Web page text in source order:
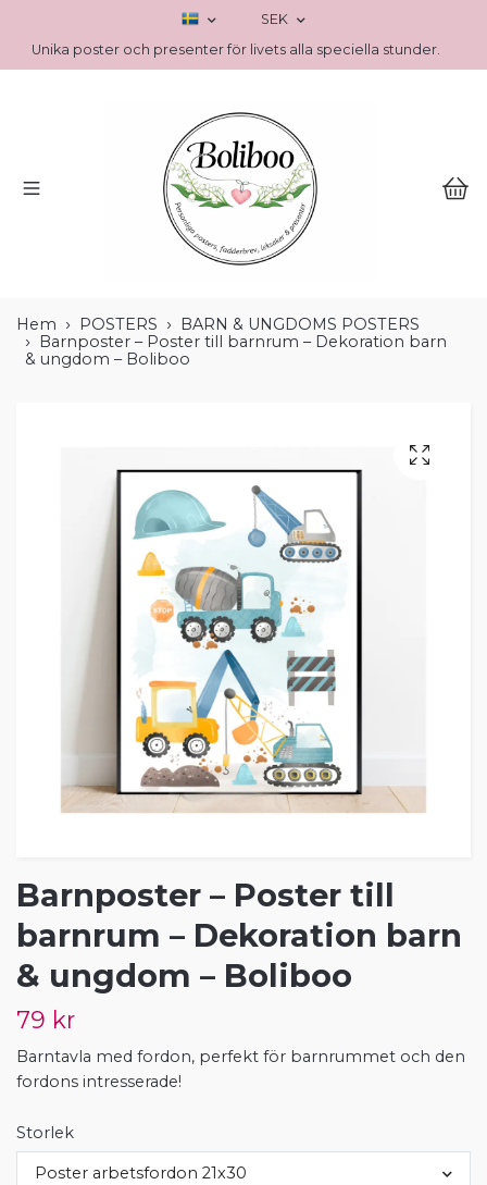
SEK
Unika poster och presenter för livets alla speciella stunder.
Hem POSTERS
BARN & UNGDOMS POSTERS
Barnposter – Poster till barnrum – Dekoration barn
& ungdom – Boliboo
Barnposter – Poster till
barnrum – Dekoration barn
& ungdom – Boliboo
79 kr
Barntavla med fordon, perfekt för barnrummet och den
fordons intresserade!
Storlek
Poster arbetsfordon 21x30